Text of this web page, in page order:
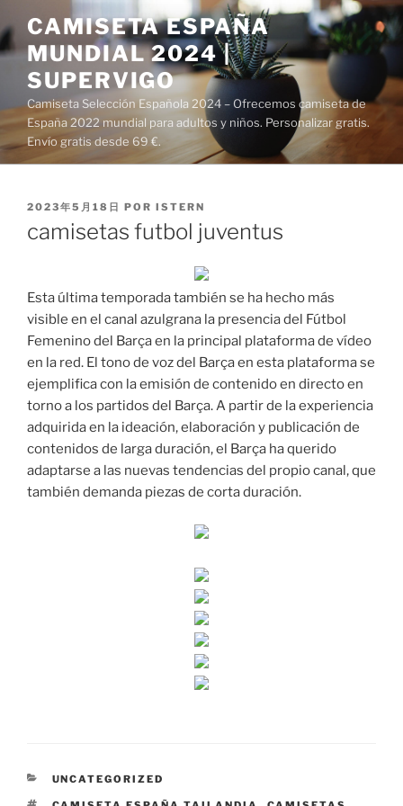
al
contenido
CAMISETA ESPAÑA
MUNDIAL 2024 |
SUPERVIGO
Camiseta Selección Española 2024 – Ofrecemos camiseta de
España 2022 mundial para adultos y niños. Personalizar gratis.
Envío gratis desde 69 €.
PUBLICADO
2023年5月18日 POR ISTERN
camisetas futbol juventus
Esta última temporada también se ha hecho más
visible en el canal azulgrana la presencia del Fútbol
Femenino del Barça en la principal plataforma de vídeo
en la red. El tono de voz del Barça en esta plataforma se
ejemplifica con la emisión de contenido en directo en
torno a los partidos del Barça. A partir de la experiencia
adquirida en la ideación, elaboración y publicación de
contenidos de larga duración, el Barça ha querido
adaptarse a las nuevas tendencias del propio canal, que
también demanda piezas de corta duración.
CATEGORÍAS
UNCATEGORIZED